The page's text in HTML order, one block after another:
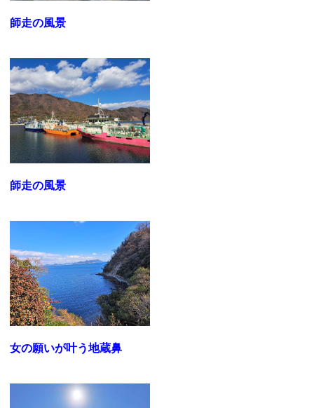
師走の風景
師走の風景
女の願いが叶う地蔵鼻